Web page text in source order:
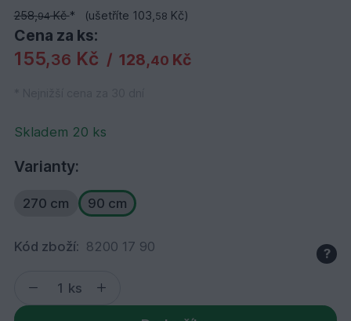
258,94Kč* (ušetříte 103,58 Kč)
Cena za ks:
155,36 Kč / 128,40 Kč
Skladem 20 ks
Varianty:
270 cm 90 cm
Kód zboží: 8200 17 90 ?
ks